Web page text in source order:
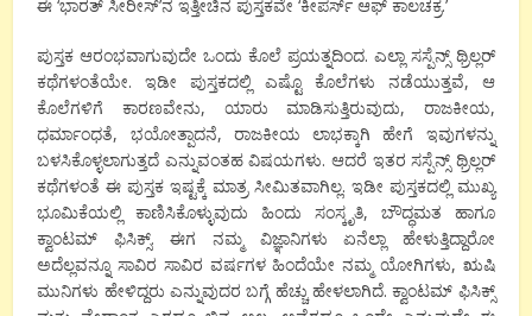
ಈ ‘ಭಾರತ್ ಸೀರೀಸ್’ನ ಇತ್ತೀಚಿನ ಪುಸ್ತಕವೇ ‘ಕೀಪರ್ಸ್ ಆಫ್ ಕಾಲಚಕ್ರ.’
ಪುಸ್ತಕ ಆರಂಭವಾಗುವುದೇ ಒಂದು ಕೊಲೆ ಪ್ರಯತ್ನದಿಂದ. ಎಲ್ಲಾ ಸಸ್ಪೆನ್ಸ್ ಥ್ರಿಲ್ಲರ್
ಕಥೆಗಳಂತೆಯೇ. ಇಡೀ ಪುಸ್ತಕದಲ್ಲಿ ಎಷ್ಟೊ ಕೊಲೆಗಳು ನಡೆಯುತ್ತವೆ, ಆ
ಕೊಲೆಗಳಿಗೆ ಕಾರಣವೇನು, ಯಾರು ಮಾಡಿಸುತ್ತಿರುವುದು, ರಾಜಕೀಯ,
ಧರ್ಮಾಂಧತೆ, ಭಯೋತ್ಪಾದನೆ, ರಾಜಕೀಯ ಲಾಭಕ್ಕಾಗಿ ಹೇಗೆ ಇವುಗಳನ್ನು
ಬಳಸಿಕೊಳ್ಳಲಾಗುತ್ತದೆ ಎನ್ನುವಂತಹ ವಿಷಯಗಳು. ಆದರೆ ಇತರ ಸಸ್ಪೆನ್ಸ್ ಥ್ರಿಲ್ಲರ್
ಕಥೆಗಳಂತೆ ಈ ಪುಸ್ತಕ ಇಷ್ಟಕ್ಕೆ ಮಾತ್ರ ಸೀಮಿತವಾಗಿಲ್ಲ. ಇಡೀ ಪುಸ್ತಕದಲ್ಲಿ ಮುಖ್ಯ
ಭೂಮಿಕೆಯಲ್ಲಿ ಕಾಣಿಸಿಕೊಳ್ಳುವುದು ಹಿಂದು ಸಂಸ್ಕೃತಿ, ಬೌದ್ಧಮತ ಹಾಗೂ
ಕ್ವಾಂಟಮ್ ಫಿಸಿಕ್ಸ್. ಈಗ ನಮ್ಮ ವಿಜ್ಞಾನಿಗಳು ಏನೆಲ್ಲಾ ಹೇಳುತ್ತಿದ್ದಾರೋ
ಅದೆಲ್ಲವನ್ನೂ ಸಾವಿರ ಸಾವಿರ ವರ್ಷಗಳ ಹಿಂದೆಯೇ ನಮ್ಮ ಯೋಗಿಗಳು, ಋಷಿ
ಮುನಿಗಳು ಹೇಳಿದ್ದರು ಎನ್ನುವುದರ ಬಗ್ಗೆ ಹೆಚ್ಚು ಹೇಳಲಾಗಿದೆ. ಕ್ವಾಂಟಮ್ ಫಿಸಿಕ್ಸ್